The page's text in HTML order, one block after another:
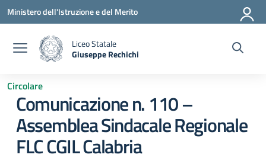
Vai ai contenuti
Vai al menu di navigazione
Vai al footer
Ministero dell'Istruzione e del Merito
Liceo Statale
Giuseppe Rechichi
Circolare
Comunicazione n. 110 –
Assemblea Sindacale Regionale
FLC CGIL Calabria